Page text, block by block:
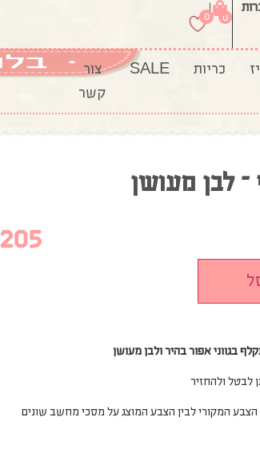
0
|
0
כריות SALE
צור
קשר
לבן מעושן
205
בגווני אפור בהיר ולבן מעושן
לבטל ולהחזיר
הצבע המקורי לבין הצבע המוצג על מסכי מחשב שונים